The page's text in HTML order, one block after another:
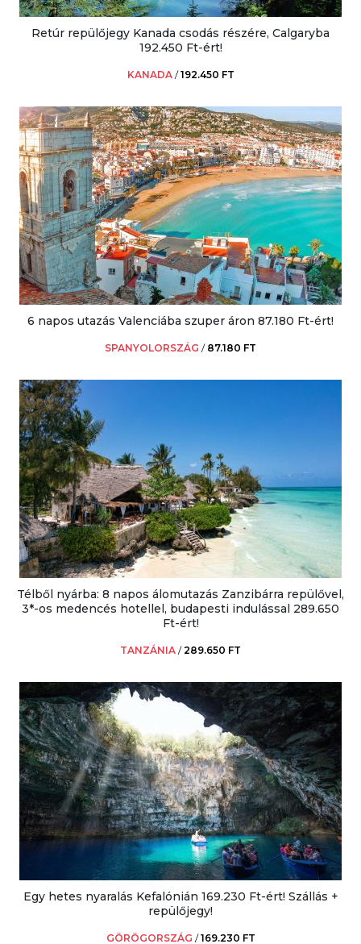
Retúr repülőjegy Kanada csodás részére, Calgaryba
192.450 Ft-ért!
KANADA /192.450 FT
6 napos utazás Valenciába szuper áron 87.180 Ft-ért!
SPANYOLORSZÁG / 87.180 FT
Télből nyárba: 8 napos álomutazás Zanzibárra repülővel,
3*-os medencés hotellel, budapesti indulással 289.650
Ft-ért!
TANZÁNIA /289.650 FT
Egy hetes nyaralás Kefalónián 169.230 Ft-ért! Szállás +
repülőjegy!
GÖRÖGORSZÁG /169.230 FT